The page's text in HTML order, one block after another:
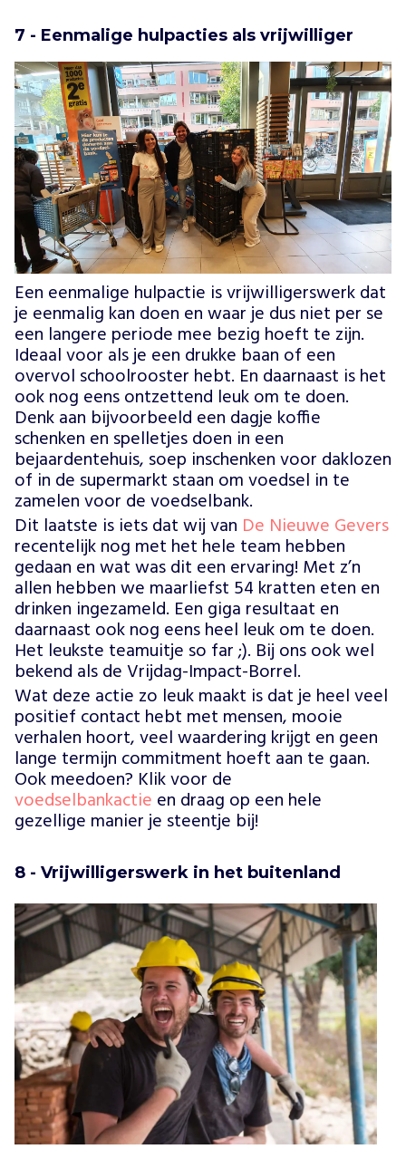
7 - Eenmalige hulpacties als vrijwilliger
Een eenmalige hulpactie is vrijwilligerswerk dat
je eenmalig kan doen en waar je dus niet per se
een langere periode mee bezig hoeft te zijn.
Ideaal voor als je een drukke baan of een
overvol schoolrooster hebt. En daarnaast is het
ook nog eens ontzettend leuk om te doen.
Denk aan bijvoorbeeld een dagje koffie
schenken en spelletjes doen in een
bejaardentehuis, soep inschenken voor daklozen
of in de supermarkt staan om voedsel in te
zamelen voor de voedselbank.
Dit laatste is iets dat wij van De Nieuwe Gevers
recentelijk nog met het hele team hebben
gedaan en wat was dit een ervaring! Met z’n
allen hebben we maarliefst 54 kratten eten en
drinken ingezameld. Een giga resultaat en
daarnaast ook nog eens heel leuk om te doen.
Het leukste teamuitje so far ;). Bij ons ook wel
bekend als de Vrijdag-Impact-Borrel.
Wat deze actie zo leuk maakt is dat je heel veel
positief contact hebt met mensen, mooie
verhalen hoort, veel waardering krijgt en geen
lange termijn commitment hoeft aan te gaan.
Ook meedoen? Klik voor de
voedselbankactie en draag op een hele
gezellige manier je steentje bij!
8 - Vrijwilligerswerk in het buitenland